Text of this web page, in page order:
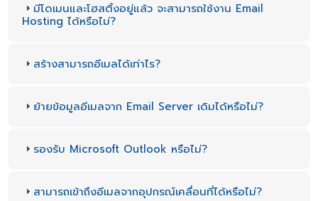
มีโดเมนและโฮสติ้งอยู่แล้ว จะสามารถใช้งาน Email
Hosting ได้หรือไม่?
สร้างสามารถอีเมลได้เท่าไร?
ย้ายข้อมูลอีเมลจาก Email Server เดิมได้หรือไม่?
รองรับ Microsoft Outlook หรือไม่?
สามารถเข้าถึงอีเมลจากอุปกรณ์เคลื่อนที่ได้หรือไม่?